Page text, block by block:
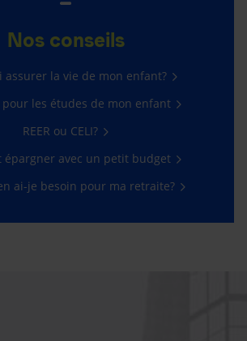
Nos conseils
assurer la vie de mon enfant?
pour les études de mon enfant
REER ou CELI?
épargner avec un petit budget
ai-je besoin pour ma retraite?